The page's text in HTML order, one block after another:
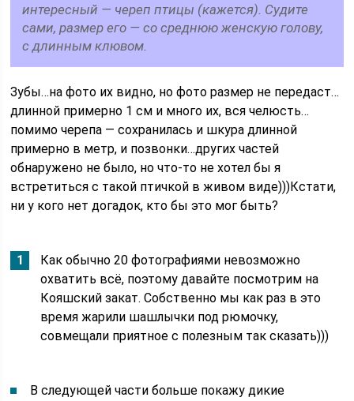
интересный — череп птицы (кажется). Судите
сами, размер его — со среднюю женскую голову,
с длинным клювом.
Зубы…на фото их видно, но фото размер не передаст…
длинной примерно 1 см и много их, вся челюсть…
помимо черепа — сохранилась и шкура длинной
примерно в метр, и позвонки…других частей
обнаружено не было, но что-то не хотел бы я
встретиться с такой птичкой в живом виде)))Кстати,
ни у кого нет догадок, кто бы это мог быть?
Как обычно 20 фотографиями невозможно
охватить всё, поэтому давайте посмотрим на
Кояшский закат. Собственно мы как раз в это
время жарили шашлычки под рюмочку,
совмещали приятное с полезным так сказать)))
В следующей части больше покажу дикие